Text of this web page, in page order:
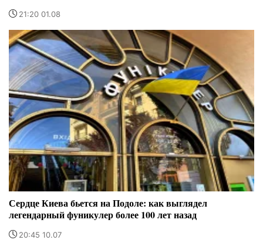
21:20 01.08
Сердце Киева бьется на Подоле: как выглядел
легендарный фуникулер более 100 лет назад
20:45 10.07